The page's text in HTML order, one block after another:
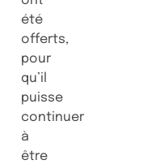
été
offerts,
pour
qu’il
puisse
continuer
à
être